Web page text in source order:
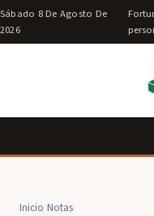
Sábado 8 De Agosto De
2026
Inicio Notas